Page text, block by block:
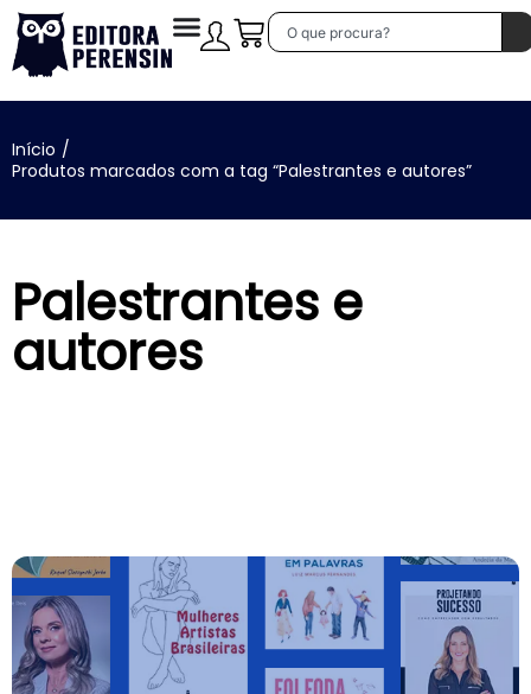
Início /
Produtos marcados com a tag “Palestrantes e autores”
Palestrantes e
autores